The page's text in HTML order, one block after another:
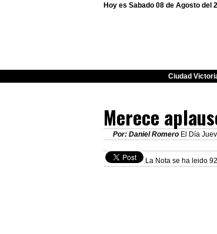
Hoy es Sabado 08 de Agosto del
Ciudad
Merece
Por: Daniel Romero El Día
La Nota se ha leido